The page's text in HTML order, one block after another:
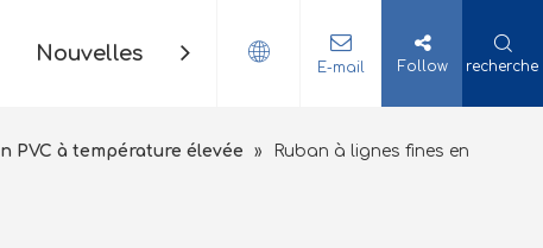
Nouvelles Contact
E-mail Follow recherche
PVC à température élevée »
Ruban à lignes fines en